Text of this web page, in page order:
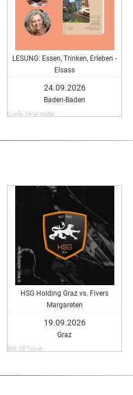
LESUNG: Essen, Trinken, Erleben -
Elsass
24.09.2026
Baden-Baden
Quelle: Veranstalter
HSG Holding Graz vs. Fivers
Margareten
19.09.2026
Graz
Bild: OETicket